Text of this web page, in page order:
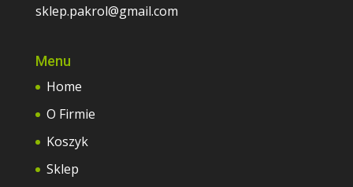
sklep.pakrol@gmail.com
Menu
Home
O Firmie
Koszyk
Sklep